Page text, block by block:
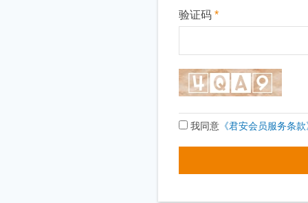
验证码 *
我同意 《君安会员服务条